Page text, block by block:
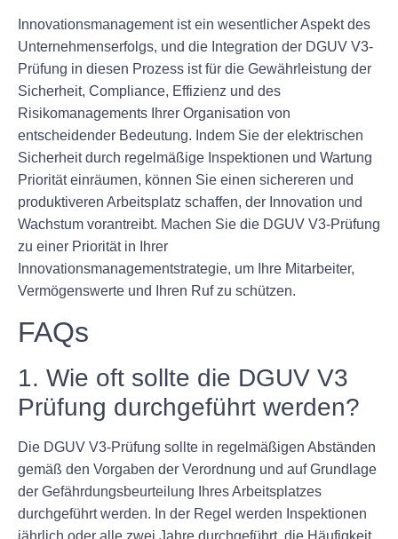
Innovationsmanagement ist ein wesentlicher Aspekt des
Unternehmenserfolgs, und die Integration der DGUV V3-
Prüfung in diesen Prozess ist für die Gewährleistung der
Sicherheit, Compliance, Effizienz und des
Risikomanagements Ihrer Organisation von
entscheidender Bedeutung. Indem Sie der elektrischen
Sicherheit durch regelmäßige Inspektionen und Wartung
Priorität einräumen, können Sie einen sichereren und
produktiveren Arbeitsplatz schaffen, der Innovation und
Wachstum vorantreibt. Machen Sie die DGUV V3-Prüfung
zu einer Priorität in Ihrer
Innovationsmanagementstrategie, um Ihre Mitarbeiter,
Vermögenswerte und Ihren Ruf zu schützen.
FAQs
1. Wie oft sollte die DGUV V3
Prüfung durchgeführt werden?
Die DGUV V3-Prüfung sollte in regelmäßigen Abständen
gemäß den Vorgaben der Verordnung und auf Grundlage
der Gefährdungsbeurteilung Ihres Arbeitsplatzes
durchgeführt werden. In der Regel werden Inspektionen
jährlich oder alle zwei Jahre durchgeführt, die Häufigkeit